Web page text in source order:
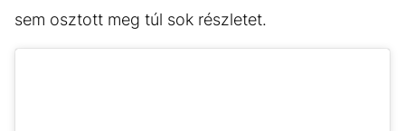
sem osztott meg túl sok részletet.